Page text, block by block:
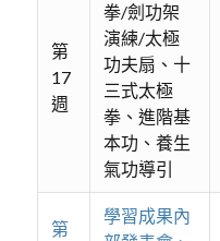
第
17
週
拳/劍功架
演練/太極
功夫扇、十
三式太極
拳、進階基
本功、養生
氣功導引
第
學習成果內